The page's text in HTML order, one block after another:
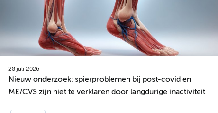
28 juli 2026
Nieuw onderzoek: spierproblemen bij post-covid en
ME/CVS zijn niet te verklaren door langdurige inactiviteit